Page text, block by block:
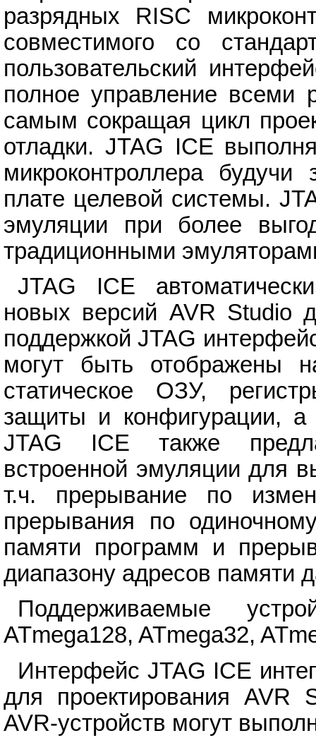
разрядных RISC
совместимого со
пользовательский
полное управление всеми
самым сокращая цикл
отладки. JTAG ICE
микроконтроллера
плате целевой системы.
эмуляции при более
традиционными
JTAG ICE
новых версий AVR Studio
поддержкой JTAG
могут быть отображены
статическое ОЗУ,
защиты и конфигурации,
JTAG ICE также
встроенной эмуляции для
т.ч. прерывание по
прерывания по
памяти программ и
диапазону адресов памяти
Поддерживаемые
ATmega128, ATmega32,
Интерфейс JTAG ICE
для проектирования AVR
AVR-устройств могут